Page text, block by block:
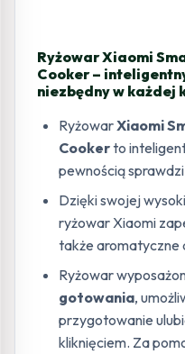
Ryżowar Xiaomi
Cooker –
niezbędny w każdej
RyżowarXiaomi
Cookerto
pewnością
Dzięki swojej
ryżowar Xiaomi
także aromatyczne
Ryżowar
gotowania,
przygotowanie
kliknięciem. Za